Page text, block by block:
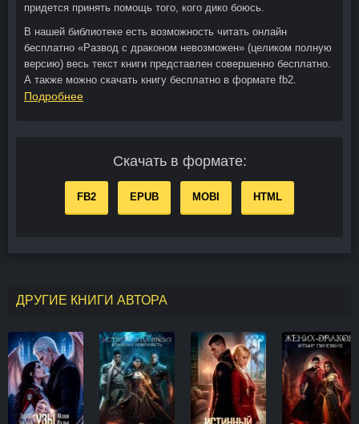
придется принять помощь того, кого дико боюсь.
В нашей библиотеке есть возможность читать онлайн
бесплатно «Развод с драконом невозможен» (целиком полную
версию) весь текст книги представлен совершенно бесплатно.
А также можно скачать книгу бесплатно в формате fb2.
Подробнее
Скачать в формате:
FB2 EPUB MOBI HTML
ДРУГИЕ КНИГИ АВТОРА